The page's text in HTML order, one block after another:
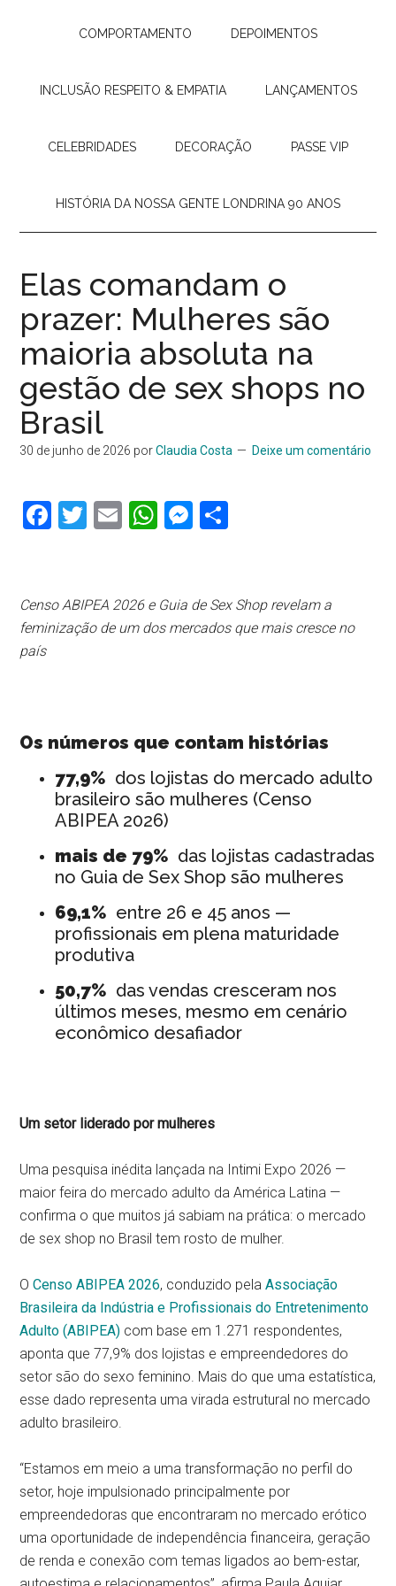
COMPORTAMENTO DEPOIMENTOS
INCLUSÃO RESPEITO & EMPATIA LANÇAMENTOS
CELEBRIDADES DECORAÇÃO PASSE VIP
HISTÓRIA DA NOSSA GENTE LONDRINA 90 ANOS
Elas comandam o
prazer: Mulheres são
maioria absoluta na
gestão de sex shops no
Brasil
30 de junho de 2026 porClaudia Costa Deixe um comentário
Facebook
Twitter
EmailWhatsApp
Messenger
Censo ABIPEA 2026 e Guia de Sex Shop revelam a
feminização de um dos mercados que mais cresce no
país
Os números que contam histórias
77,9% dos lojistas do mercado adulto
brasileiro são mulheres (Censo
ABIPEA 2026)
mais de 79% das lojistas cadastradas
no Guia de Sex Shop são mulheres
69,1% entre 26 e 45 anos —
profissionais em plena maturidade
produtiva
50,7% das vendas cresceram nos
últimos meses, mesmo em cenário
econômico desafiador
Um setor liderado por mulheres
Uma pesquisa inédita lançada na Intimi Expo 2026 —
maior feira do mercado adulto da América Latina —
confirma o que muitos já sabiam na prática: o mercado
de sex shop no Brasil tem rosto de mulher.
OCenso ABIPEA 2026, conduzido pelaAssociação
Brasileira da Indústria e Profissionais do Entretenimento
Adulto (ABIPEA) com base em 1.271 respondentes,
aponta que 77,9% dos lojistas e empreendedores do
setor são do sexo feminino. Mais do que uma estatística,
esse dado representa uma virada estrutural no mercado
adulto brasileiro.
“Estamos em meio a uma transformação no perfil do
setor, hoje impulsionado principalmente por
empreendedoras que encontraram no mercado erótico
uma oportunidade de independência financeira, geração
de renda e conexão com temas ligados ao bem-estar,